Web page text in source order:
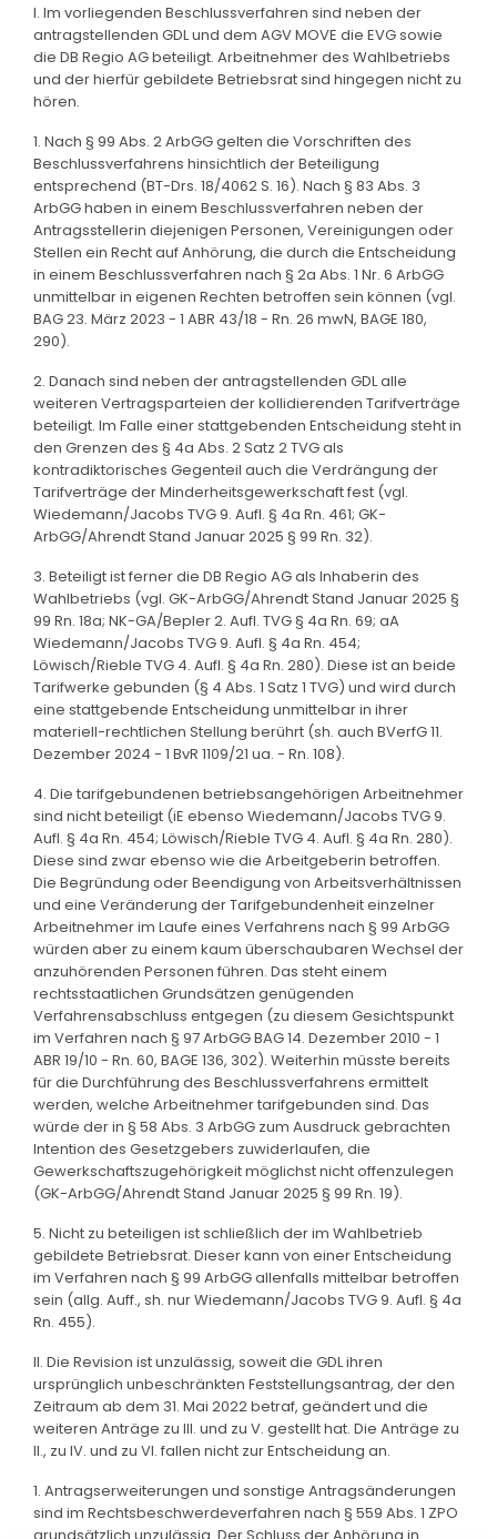
I. Im vorliegenden Beschlussverfahren sind neben der
antragstellenden GDL und dem AGV MOVE die EVG sowie
die DB Regio AG beteiligt. Arbeitnehmer des Wahlbetriebs
und der hierfür gebildete Betriebsrat sind hingegen nicht zu
hören.
1. Nach § 99 Abs. 2 ArbGG gelten die Vorschriften des
Beschlussverfahrens hinsichtlich der Beteiligung
entsprechend (BT-Drs. 18/4062 S. 16). Nach § 83 Abs. 3
ArbGG haben in einem Beschlussverfahren neben der
Antragsstellerin diejenigen Personen, Vereinigungen oder
Stellen ein Recht auf Anhörung, die durch die Entscheidung
in einem Beschlussverfahren nach § 2a Abs. 1 Nr. 6 ArbGG
unmittelbar in eigenen Rechten betroffen sein können (vgl.
BAG 23. März 2023 - 1 ABR 43/18 - Rn. 26 mwN, BAGE 180,
290).
2. Danach sind neben der antragstellenden GDL alle
weiteren Vertragsparteien der kollidierenden Tarifverträge
beteiligt. Im Falle einer stattgebenden Entscheidung steht in
den Grenzen des § 4a Abs. 2 Satz 2 TVG als
kontradiktorisches Gegenteil auch die Verdrängung der
Tarifverträge der Minderheitsgewerkschaft fest (vgl.
Wiedemann/Jacobs TVG 9. Aufl. § 4a Rn. 461; GK-
ArbGG/Ahrendt Stand Januar 2025 § 99 Rn. 32).
3. Beteiligt ist ferner die DB Regio AG als Inhaberin des
Wahlbetriebs (vgl. GK-ArbGG/Ahrendt Stand Januar 2025 §
99 Rn. 18a; NK-GA/Bepler 2. Aufl. TVG § 4a Rn. 69; aA
Wiedemann/Jacobs TVG 9. Aufl. § 4a Rn. 454;
Löwisch/Rieble TVG 4. Aufl. § 4a Rn. 280). Diese ist an beide
Tarifwerke gebunden (§ 4 Abs. 1 Satz 1 TVG) und wird durch
eine stattgebende Entscheidung unmittelbar in ihrer
materiell-rechtlichen Stellung berührt (sh. auch BVerfG 11.
Dezember 2024 - 1 BvR 1109/21 ua. - Rn. 108).
4. Die tarifgebundenen betriebsangehörigen Arbeitnehmer
sind nicht beteiligt (iE ebenso Wiedemann/Jacobs TVG 9.
Aufl. § 4a Rn. 454; Löwisch/Rieble TVG 4. Aufl. § 4a Rn. 280).
Diese sind zwar ebenso wie die Arbeitgeberin betroffen.
Die Begründung oder Beendigung von Arbeitsverhältnissen
und eine Veränderung der Tarifgebundenheit einzelner
Arbeitnehmer im Laufe eines Verfahrens nach § 99 ArbGG
würden aber zu einem kaum überschaubaren Wechsel der
anzuhörenden Personen führen. Das steht einem
rechtsstaatlichen Grundsätzen genügenden
Verfahrensabschluss entgegen (zu diesem Gesichtspunkt
im Verfahren nach § 97 ArbGG BAG 14. Dezember 2010 - 1
ABR 19/10 - Rn. 60, BAGE 136, 302). Weiterhin müsste bereits
für die Durchführung des Beschlussverfahrens ermittelt
werden, welche Arbeitnehmer tarifgebunden sind. Das
würde der in § 58 Abs. 3 ArbGG zum Ausdruck gebrachten
Intention des Gesetzgebers zuwiderlaufen, die
Gewerkschaftszugehörigkeit möglichst nicht offenzulegen
(GK-ArbGG/Ahrendt Stand Januar 2025 § 99 Rn. 19).
5. Nicht zu beteiligen ist schließlich der im Wahlbetrieb
gebildete Betriebsrat. Dieser kann von einer Entscheidung
im Verfahren nach § 99 ArbGG allenfalls mittelbar betroffen
sein (allg. Auff., sh. nur Wiedemann/Jacobs TVG 9. Aufl. § 4a
Rn. 455).
II. Die Revision ist unzulässig, soweit die GDL ihren
ursprünglich unbeschränkten Feststellungsantrag, der den
Zeitraum ab dem 31. Mai 2022 betraf, geändert und die
weiteren Anträge zu III. und zu V. gestellt hat. Die Anträge zu
II., zu IV. und zu VI. fallen nicht zur Entscheidung an.
1. Antragserweiterungen und sonstige Antragsänderungen
sind im Rechtsbeschwerdeverfahren nach § 559 Abs. 1 ZPO